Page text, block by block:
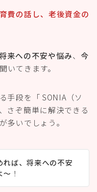
費の話し、老後資金の
来への不安や悩み、 今
いてきます。
手段を「 SONIA（ソ
さぞ簡単に解決できる
多いでしょう。
れば、将来への不安
〜 ！